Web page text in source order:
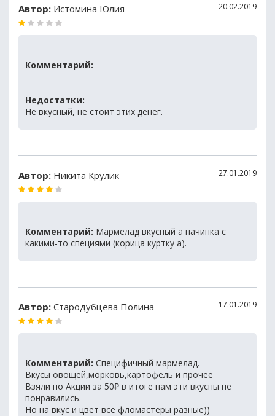
Автор: Истомина Юлия 20.02.2019
Комментарий:
Недостатки:
Не вкусный, не стоит этих денег.
Автор: Никита Крулик 27.01.2019
Комментарий: Мармелад вкусный а начинка с
какими-то специями (корица куртку а).
Автор: Стародубцева Полина 17.01.2019
Комментарий: Специфичный мармелад.
Вкусы овощей,морковь,картофель и прочее
Взяли по Акции за 50₽ в итоге нам эти вкусны не
понравились.
Но на вкус и цвет все фломастеры разные))